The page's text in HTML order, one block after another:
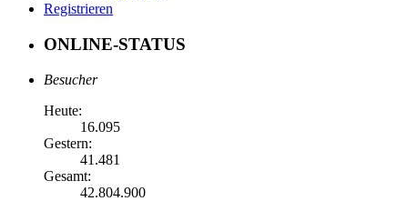
Registrieren
ONLINE-STATUS
Besucher
Heute:
16.095
Gestern:
41.481
Gesamt:
42.804.900